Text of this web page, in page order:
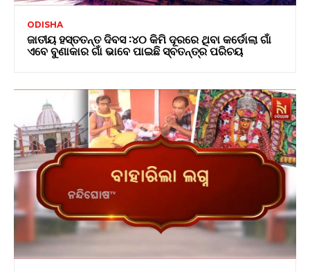
ODISHA
ଜାତୀୟ ହସ୍ତତନ୍ତ ଦିବସ :୪୦ କିମି ଦୂରରେ ଥିବା କର୍ଡୋଲା ଗାଁ
ଏବେ ବୁଣାକାର ଗାଁ ଭାବେ ପାଇଛି ସ୍ବତନ୍ତ୍ର ପରିଚୟ